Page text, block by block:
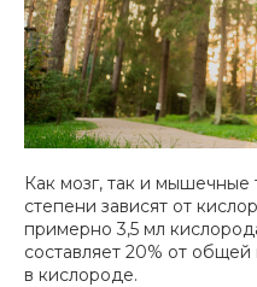
Как мозг, так и мышечные
степени зависят от
примерно 3,5 мл
составляет 20% от
в кислороде.